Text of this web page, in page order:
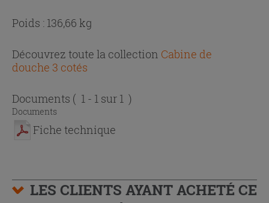
Poids : 136,66 kg
Découvrez toute la collection Cabine de
douche 3 cotés
Documents ( 1 - 1 sur 1 )
Documents
Fiche technique
LES CLIENTS AYANT ACHETÉ CE